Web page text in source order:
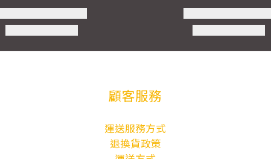
顧客服務
運送服務方式
退換貨政策